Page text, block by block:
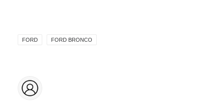
FORD FORD BRONCO